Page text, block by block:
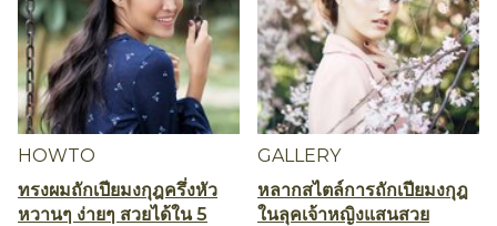
HOWTO
ทรงผมถักเปียมงกุฎครึ่งหัว
หวานๆ ง่ายๆ สวยได้ใน 5
GALLERY
หลากสไตล์การถักเปียมงกุฎ
ในลุคเจ้าหญิงแสนสวย